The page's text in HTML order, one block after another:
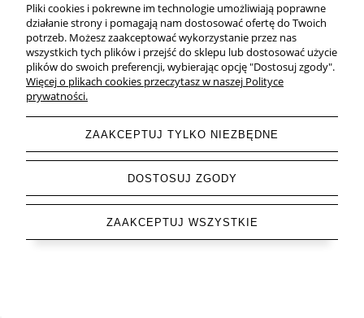
Skarpetki damskie za kostkę Bichon Frise -
kremowe
Pliki cookies i pokrewne im technologie umożliwiają poprawne
działanie strony i pomagają nam dostosować ofertę do Twoich
potrzeb. Możesz zaakceptować wykorzystanie przez nas
wszystkich tych plików i przejść do sklepu lub dostosować użycie
plików do swoich preferencji, wybierając opcję "Dostosuj zgody".
Więcej o plikach cookies przeczytasz w naszej Polityce
prywatności.
ZAAKCEPTUJ TYLKO NIEZBĘDNE
DOSTOSUJ ZGODY
ZAAKCEPTUJ WSZYSTKIE